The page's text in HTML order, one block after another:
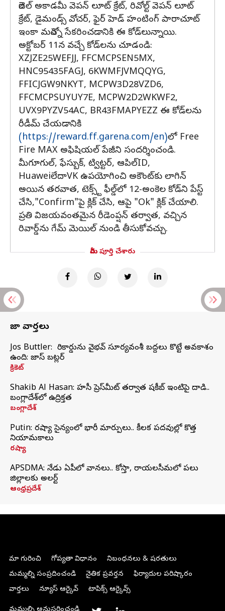
రెబెల్ అకాడమీ వెపన్ లూట్ క్రేట్, రివోల్ట్ వెపన్ లూట్
క్రేట్, డైమండ్స్ వోచర్, ఫైర్ హెడ్ హంటింగ్ పారాచూట్‌
ఇంకా మరెన్నో సేకరించడానికి ఈ కోడ్‌లున్నాయి.
అక్టోబర్ 11న వచ్చే కోడ్‌లను చూడండి:
XZJZE25WEFJJ, FFCMCPSEN5MX,
HNC95435FAGJ, 6KWMFJVMQQYG,
FFICJGW9NKYT, MCPW3D28VZD6,
FFCMCPSUYUY7E, MCPW2D2WKWF2,
UVX9PYZV54AC, BR43FMAPYEZZ ఈ కోడ్‌లను
రీడీమ్ చేయడానికి
(https://reward.ff.garena.com/en)లో Free
Fire MAX అఫిషియల్ పేజీని సందర్శించండి.
మీగూగుల్, ఫేస్బుక్, ట్విట్టర్, ఆపిల్ID,
HuaweiలేదాVK ఉపయోగించి అకౌంట్‌కు లాగిన్
అయిన తరవాత, టెక్స్ట్ ఫీల్డ్‌లో 12-అంకెల కోడ్‌ని పేస్ట్
చేసి,"Confirm"పై క్లిక్ చేసి, ఆపై "Ok" క్లిక్ చేయాలి.
ప్రతి విజయవంతమైన రీడెంప్షన్ తర్వాత, వచ్చిన
రివార్డ్‌ను గేమ్ మెయిల్ నుండి తీసుకోవచ్చు.
మీరు పూర్తి చేశారు
తాజా వార్తలు
Jos Buttler: నా రికార్డును వైభవ్ సూర్యవంశీ బద్దలు కొట్టే అవకాశం
ఉంది: జాస్ బట్లర్
క్రికెట్
Shakib Al Hasan: హసీనా ప్రెస్‌మీట్‌ తర్వాత షకీబ్‌ ఇంటిపై దాడి..
బంగ్లాదేశ్‌లో ఉద్రిక్తత
బంగ్లాదేశ్
Putin: రష్యా సైన్యంలో భారీ మార్పులు.. కీలక పదవుల్లో కొత్త
నియామకాలు
రష్యా
APSDMA: నేడు ఏపీలో వానలు.. కోస్తా, రాయలసీమలో పలు
జిల్లాలకు అలర్ట్
ఆంధ్రప్రదేశ్
మా గురించి గోప్యతా విధానం
నిబంధనలు & షరతులు
మమ్మల్ని సంప్రదించండి
నైతిక ప్రవర్తన
ఫిర్యాదుల పరిష్కారం
వార్తలు
న్యూస్ ఆర్కైవ్ టాపిక్స్ ఆర్కైవ్స్